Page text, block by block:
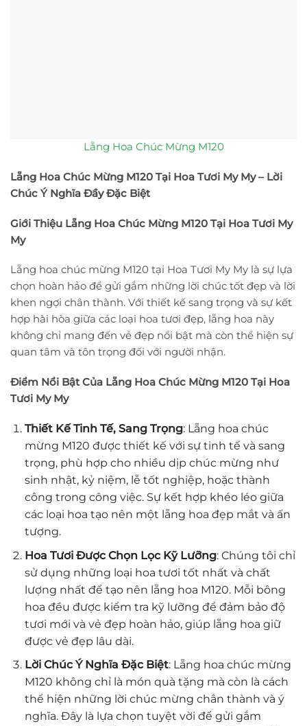
Lẵng Hoa Chúc Mừng M120
Lẵng Hoa Chúc Mừng M120 Tại Hoa Tươi My My – Lời
Chúc Ý Nghĩa Đầy Đặc Biệt
Giới Thiệu Lẵng Hoa Chúc Mừng M120 Tại Hoa Tươi My
My
Lẵng hoa chúc mừng M120 tại Hoa Tươi My My là sự lựa
chọn hoàn hảo để gửi gắm những lời chúc tốt đẹp và lời
khen ngợi chân thành. Với thiết kế sang trọng và sự kết
hợp hài hòa giữa các loại hoa tươi đẹp, lẵng hoa này
không chỉ mang đến vẻ đẹp nổi bật mà còn thể hiện sự
quan tâm và tôn trọng đối với người nhận.
Điểm Nổi Bật Của Lẵng Hoa Chúc Mừng M120 Tại Hoa
Tươi My My
Thiết Kế Tinh Tế, Sang Trọng: Lẵng hoa chúc
mừng M120 được thiết kế với sự tinh tế và sang
trọng, phù hợp cho nhiều dịp chúc mừng như
sinh nhật, kỷ niệm, lễ tốt nghiệp, hoặc thành
công trong công việc. Sự kết hợp khéo léo giữa
các loại hoa tạo nên một lẵng hoa đẹp mắt và ấn
tượng.
Hoa Tươi Được Chọn Lọc Kỹ Lưỡng: Chúng tôi chỉ
sử dụng những loại hoa tươi tốt nhất và chất
lượng nhất để tạo nên lẵng hoa M120. Mỗi bông
hoa đều được kiểm tra kỹ lưỡng để đảm bảo độ
tươi mới và vẻ đẹp hoàn hảo, giúp lẵng hoa giữ
được vẻ đẹp lâu dài.
Lời Chúc Ý Nghĩa Đặc Biệt: Lẵng hoa chúc mừng
M120 không chỉ là món quà tặng mà còn là cách
thể hiện những lời chúc mừng chân thành và ý
nghĩa. Đây là lựa chọn tuyệt vời để gửi gắm